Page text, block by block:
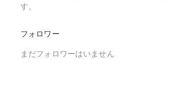
す。
フォロワー
まだフォロワーはいません